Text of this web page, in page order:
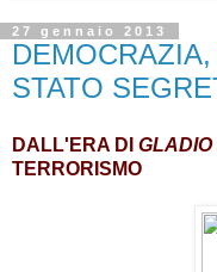
27 gennaio 2013
STATO
DALL'ERA DI GLADIO
TERRORISMO